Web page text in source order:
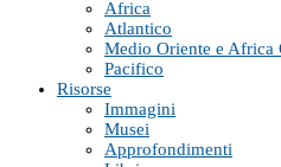
Africa
Atlantico
Medio Oriente e Africa
Pacifico
Risorse
Immagini
Musei
Approfondimenti